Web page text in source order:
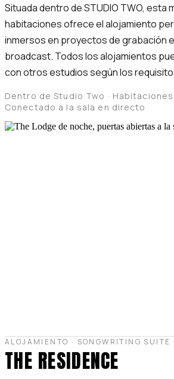
Situada dentro de STUDIO TWO, esta
habitaciones ofrece el alojamiento
inmersos en proyectos de grabación
broadcast. Todos los alojamientos
con otros estudios según los
Dentro de Studio Two · Habitaciones
Conectado a la sala en directo
ALOJAMIENTO · SONGWRITING SUITE
THE RESIDENCE